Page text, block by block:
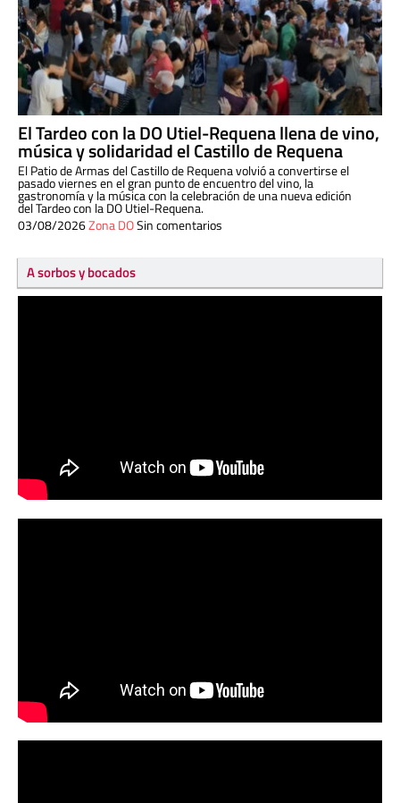
El Tardeo con la DO Utiel-Requena llena de vino,
música y solidaridad el Castillo de Requena
El Patio de Armas del Castillo de Requena volvió a convertirse el
pasado viernes en el gran punto de encuentro del vino, la
gastronomía y la música con la celebración de una nueva edición
del Tardeo con la DO Utiel-Requena.
03/08/2026Zona DOSin comentarios
A sorbos y bocados